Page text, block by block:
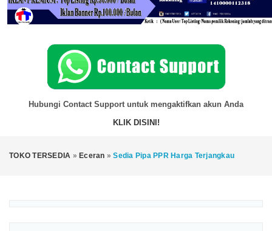
Hubungi Contact Support untuk mengaktifkan akun Anda
KLIK DISINI!
TOKO TERSEDIA » Eceran »Sedia Pipa PPR Harga Terjangkau